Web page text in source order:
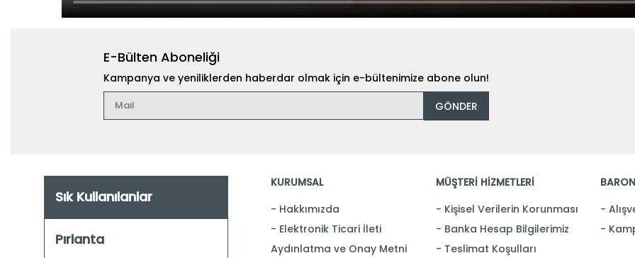
E-Bülten Aboneliği
Kampanya ve yeniliklerden haberdar olmak için e-bültenimize abone olun!
GÖNDER
Sık Kullanılanlar
Pırlanta
KURUMSAL
Hakkımızda
Elektronik Ticari İleti
Aydınlatma ve Onay Metni
MÜŞTERİ HİZMETLERİ
Kişisel Verilerin Korunması
Banka Hesap Bilgilerimiz
Teslimat Koşulları